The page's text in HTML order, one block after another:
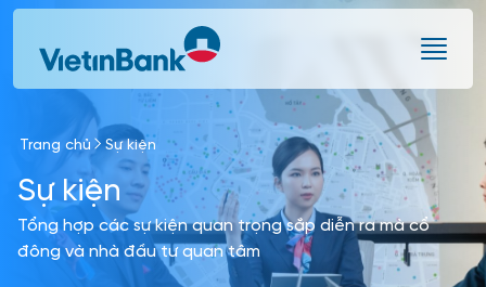
Skip to Main Content
Trang chủ Sự kiện
Sự kiện
Tổng hợp các sự kiện quan trọng sắp diễn ra mà cổ
đông và nhà đầu tư quan tâm